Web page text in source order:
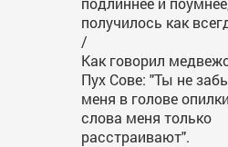
получилось как
/
Как говорил
Пух Сове: "Ты не
меня в голове
слова меня только
расстраивают".